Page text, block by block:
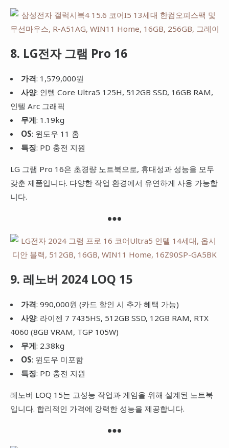
8. LG전자 그램 Pro 16
가격: 1,579,000원
사양: 인텔 Core Ultra5 125H, 512GB SSD, 16GB RAM,
인텔 Arc 그래픽
무게: 1.19kg
OS: 윈도우 11 홈
특징: PD 충전 지원
LG 그램 Pro 16은 초경량 노트북으로, 휴대성과 성능을 모두
갖춘 제품입니다. 다양한 작업 환경에서 유연하게 사용 가능합
니다.
9. 레노버 2024 LOQ 15
가격: 990,000원 (카드 할인 시 추가 혜택 가능)
사양: 라이젠 7 7435HS, 512GB SSD, 12GB RAM, RTX
4060 (8GB VRAM, TGP 105W)
무게: 2.38kg
OS: 윈도우 미포함
특징: PD 충전 지원
레노버 LOQ 15는 고성능 작업과 게임을 위해 설계된 노트북
입니다. 합리적인 가격에 강력한 성능을 제공합니다.